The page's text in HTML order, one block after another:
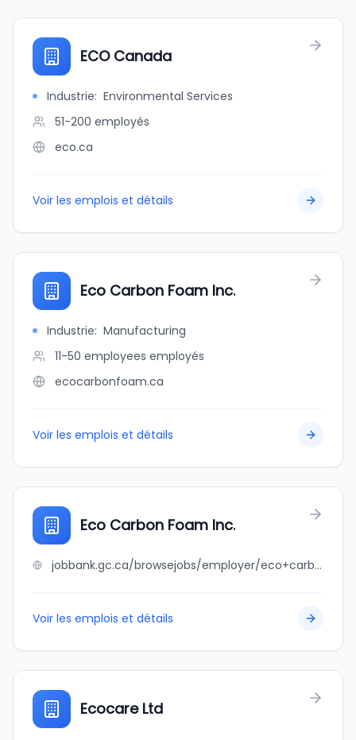
ECO Canada
Industrie: Environmental Services
51-200 employés
eco.ca
Voir les emplois et détails
Eco Carbon Foam Inc.
Industrie: Manufacturing
11-50 employees employés
ecocarbonfoam.ca
Voir les emplois et détails
Eco Carbon Foam Inc.
jobbank.gc.ca/browsejobs/employer/eco+carbon+foam+inc./ca
Voir les emplois et détails
Ecocare Ltd